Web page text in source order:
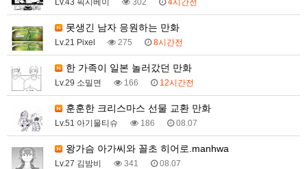
못생긴 남자 응원하는 만화
Lv.21 Pixel 275 8시간전
한 가족이 일본 놀러갔던 만화
Lv.29 소밀면 166 12시간전
훈훈한 크리스마스 선물 교환 만화
Lv.51 아기물티슈 186 08.07
왕가슴 아가씨와 꼴초 히어로.manhwa
Lv.27 김밤비 341 08.07